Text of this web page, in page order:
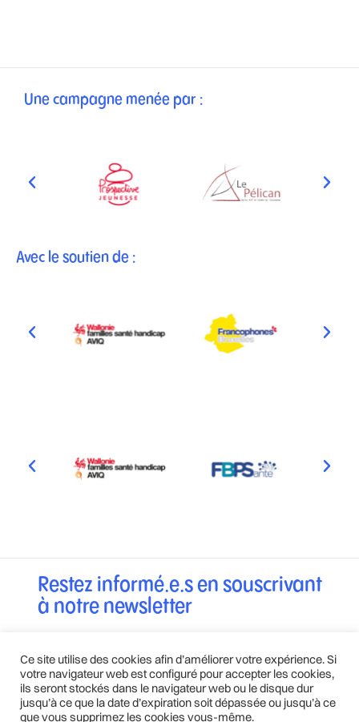
Une campagne menée par :
Avec le soutien de :
Restez informé.e.s en souscrivant
à notre newsletter
OK
Ce site utilise des cookies afin d’améliorer votre expérience. Si
votre navigateur web est configuré pour accepter les cookies,
ils seront stockés dans le navigateur web ou le disque dur
jusqu’à ce que la date d’expiration soit dépassée ou jusqu’à ce
que vous supprimez les cookies vous-même.